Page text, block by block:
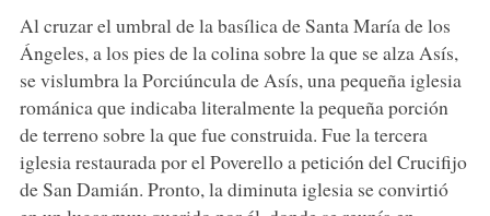
Al cruzar el umbral de la basílica de Santa María de los
Ángeles, a los pies de la colina sobre la que se alza Asís,
se vislumbra la Porciúncula de Asís, una pequeña iglesia
románica que indicaba literalmente la pequeña porción
de terreno sobre la que fue construida. Fue la tercera
iglesia restaurada por el Poverello a petición del Crucifijo
de San Damián. Pronto, la diminuta iglesia se convirtió